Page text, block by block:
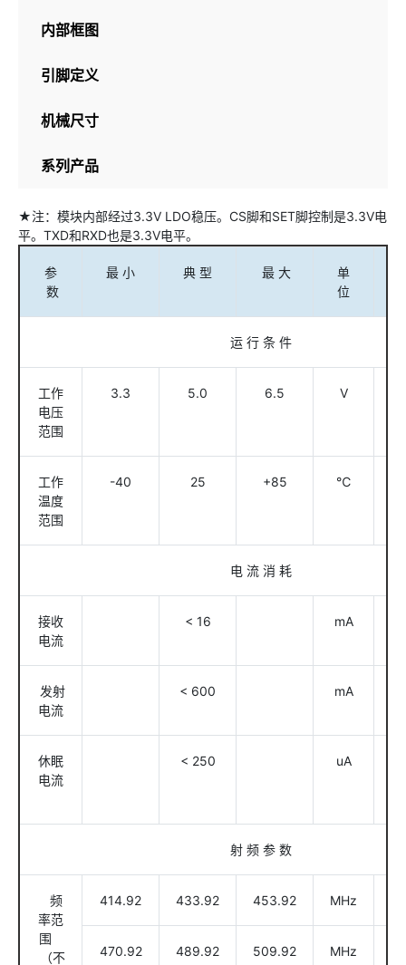
内部框图
引脚定义
机械尺寸
系列产品
★注：模块内部经过3.3V LDO稳压。CS脚和SET脚控制是3.3V电
平。TXD和RXD也是3.3V电平。
参
数
最 小 典 型 最 大
单
位
运 行 条 件
工作
电压
范围
3.3 5.0 6.5 V
工作
温度
范围
-40 25 +85 ℃
电 流 消 耗
接收
电流
< 16 mA
发射
电流
< 600 mA
休眠
电流
< 250 uA
射 频 参 数
频
率范
围
（不
414.92 433.92 453.92 MHz
470.92 489.92 509.92 MHz